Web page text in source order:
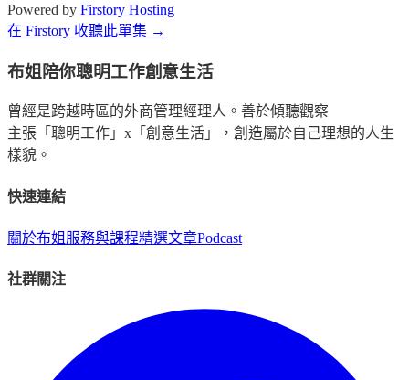
Powered by Firstory Hosting
在 Firstory 收聽此單集 →
布姐陪你聰明工作創意生活
曾經是跨越時區的外商管理經理人。善於傾聽觀察
主張「聰明工作」x「創意生活」，創造屬於自己理想的人生
樣貌。
快速連結
關於布姐 服務與課程精選文章Podcast
社群關注